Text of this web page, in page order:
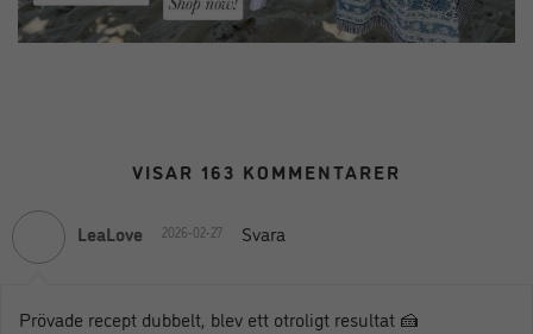
VISAR 163 KOMMENTARER
LeaLove 2026-02-27 Svara
Prövade recept dubbelt, blev ett otroligt resultat 🍰